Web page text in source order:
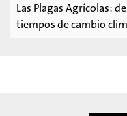
Las Plagas Agrícolas:
tiempos de cambio